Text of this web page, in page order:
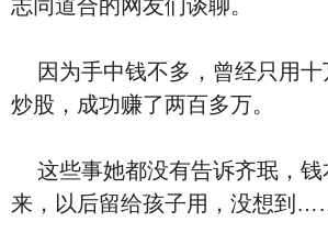
志同道合的网友们谈聊。
因为手中钱不多，曾经只用十
炒股，成功赚了两百多万。
这些事她都没有告诉齐珉，钱
来，以后留给孩子用，没想到